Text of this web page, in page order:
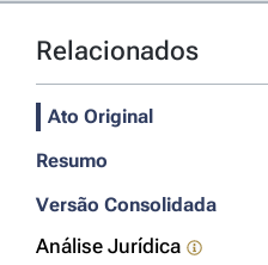
Relacionados
Ato Original
Resumo
Versão Consolidada
Análise Jurídica